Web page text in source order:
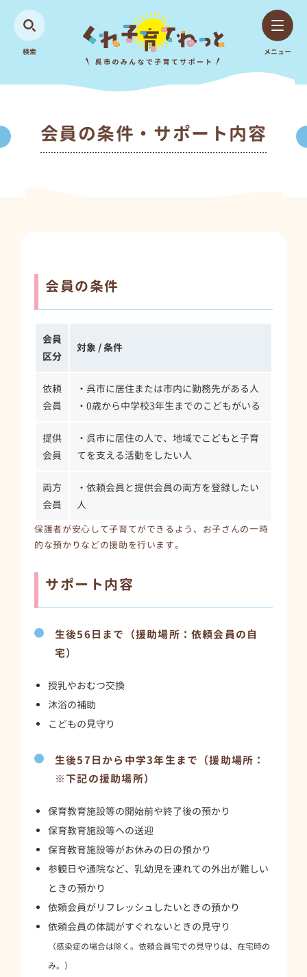
検索 メニュー
会員の条件・サポート内容
会員の条件
会員
区分
対象 / 条件
依頼
会員
・呉市に居住または市内に勤務先がある人
・0歳から中学校3年生までのこどもがいる
提供
会員
・呉市に居住の人で、地域でこどもと子育
てを支える活動をしたい人
両方
会員
・依頼会員と提供会員の両方を登録したい
人
保護者が安心して子育てができるよう、お子さんの一時
的な預かりなどの援助を行います。
サポート内容
生後56日まで（援助場所：依頼会員の自
宅）
授乳やおむつ交換
沐浴の補助
こどもの見守り
生後57日から中学3年生まで（援助場所：
※下記の援助場所）
保育教育施設等の開始前や終了後の預かり
保育教育施設等への送迎
保育教育施設等がお休みの日の預かり
参観日や通院など、乳幼児を連れての外出が難しい
ときの預かり
依頼会員がリフレッシュしたいときの預かり
依頼会員の体調がすぐれないときの見守り
（感染症の場合は除く。依頼会員宅での見守りは、在宅時の
み。）